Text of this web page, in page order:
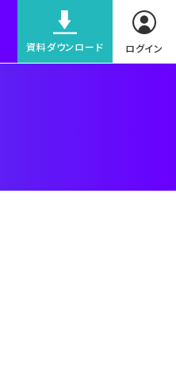
資料ダウンロード ログイン